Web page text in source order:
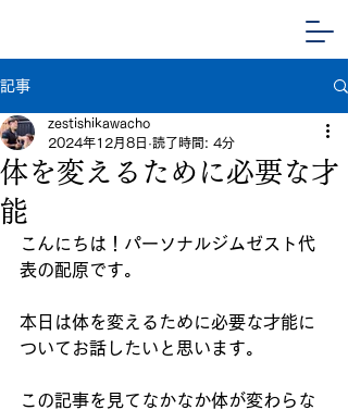
記事
体を変えるために必要な才
能
zestishikawacho
2024年12月8日 読了時間: 4分
こんにちは！パーソナルジムゼスト代
表の配原です。
本日は体を変えるために必要な才能に
ついてお話したいと思います。
この記事を見てなかなか体が変わらな